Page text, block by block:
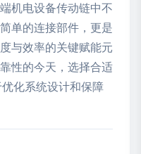
机电设备传动链中不
单的连接部件，更是
与效率的关键赋能元
性的今天，选择合适
化系统设计和保障